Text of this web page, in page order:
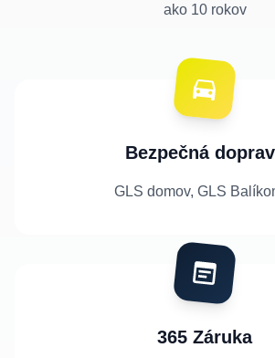
ako 10 rokov
Bezpečná
GLS domov, GLS
365 Záruka